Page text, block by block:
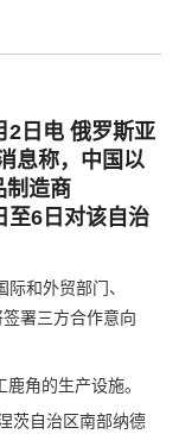
2日电 俄罗斯亚
息称，中国以
制造商
6日对该自治
和外贸部门、
署三方合作意向
角的生产设施。
茨自治区南部纳德